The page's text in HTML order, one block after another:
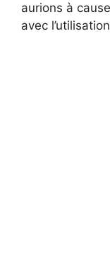
aurions à
avec